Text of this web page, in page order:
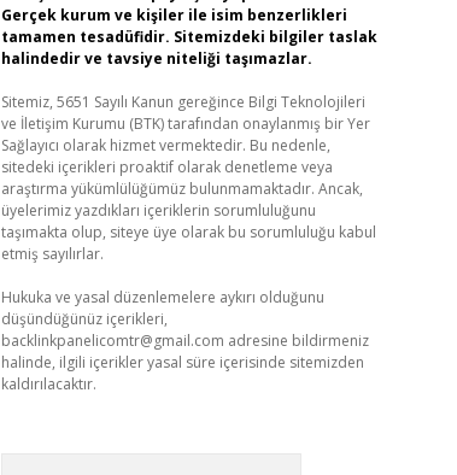
Gerçek kurum ve kişiler ile isim benzerlikleri
tamamen tesadüfidir. Sitemizdeki bilgiler taslak
halindedir ve tavsiye niteliği taşımazlar.
Sitemiz, 5651 Sayılı Kanun gereğince Bilgi Teknolojileri
ve İletişim Kurumu (BTK) tarafından onaylanmış bir Yer
Sağlayıcı olarak hizmet vermektedir. Bu nedenle,
sitedeki içerikleri proaktif olarak denetleme veya
araştırma yükümlülüğümüz bulunmamaktadır. Ancak,
üyelerimiz yazdıkları içeriklerin sorumluluğunu
taşımakta olup, siteye üye olarak bu sorumluluğu kabul
etmiş sayılırlar.
Hukuka ve yasal düzenlemelere aykırı olduğunu
düşündüğünüz içerikleri,
backlinkpanelicomtr@gmail.com adresine bildirmeniz
halinde, ilgili içerikler yasal süre içerisinde sitemizden
kaldırılacaktır.